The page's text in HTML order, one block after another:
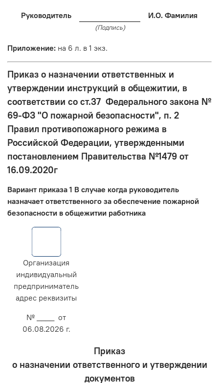
Руководитель И.О. Фамилия
(Подпись)
Приложение: на 6 л. в 1 экз.
Приказ о назначении ответственных и
утверждении инструкций в общежитии, в
соответствии со ст.37 Федерального закона №
69-ФЗ "О пожарной безопасности", п. 2
Правил противопожарного режима в
Российской Федерации, утвержденными
постановлением Правительства №1479 от
16.09.2020г
Вариант приказа 1 В случае когда руководитель
назначает ответственного за обеспечение пожарной
безопасности в общежитии работника
Организация
индивидуальный
предприниматель
адрес реквизиты
№ ____ от
06.08.2026 г.
Приказ
о назначении ответственного и утверждении
документов